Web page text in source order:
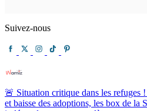
Suivez-nous
🚨 Situation critique dans les refuges
et baisse des adoptions, les box de la